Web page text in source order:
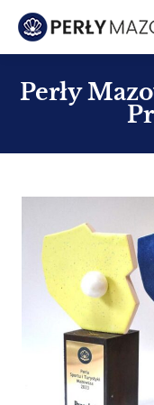
Perły